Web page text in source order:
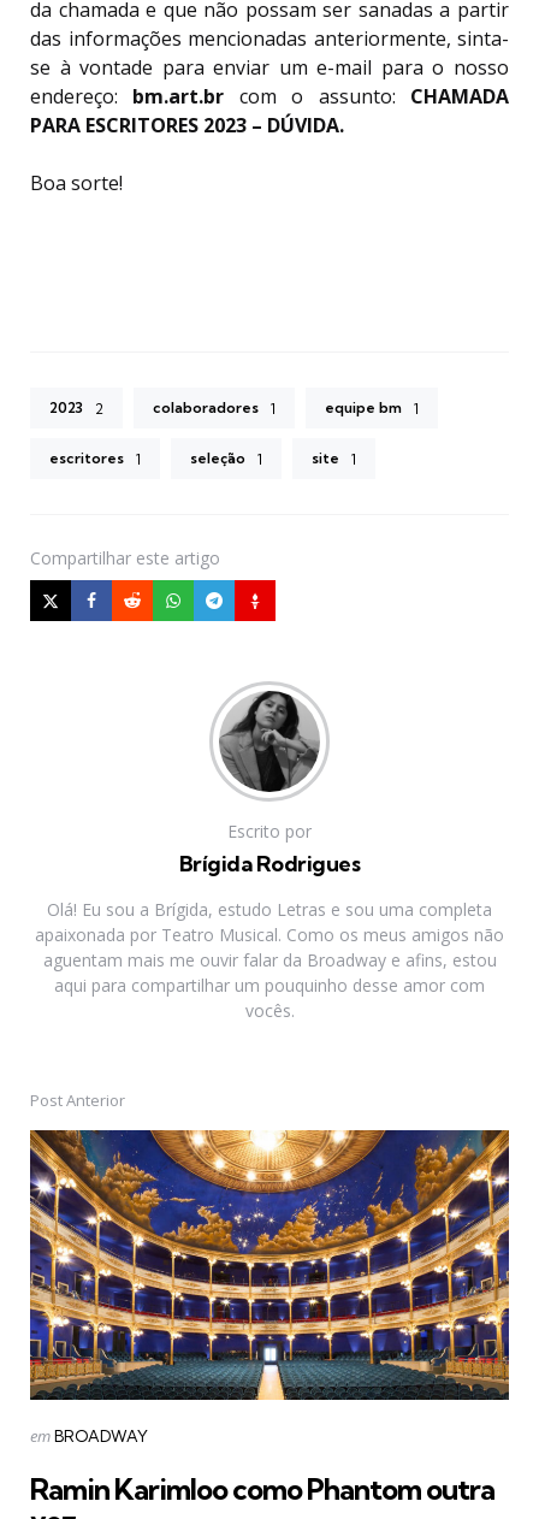
da chamada e que não possam ser sanadas a partir
das informações mencionadas anteriormente, sinta-
se à vontade para enviar um e-mail para o nosso
endereço: bm.art.br com o assunto: CHAMADA
PARA ESCRITORES 2023 – DÚVIDA.
Boa sorte!
2023 2 colaboradores 1 equipe bm 1
escritores 1 seleção 1 site 1
Compartilhar este artigo
Escrito por
Brígida Rodrigues
Olá! Eu sou a Brígida, estudo Letras e sou uma completa
apaixonada por Teatro Musical. Como os meus amigos não
aguentam mais me ouvir falar da Broadway e afins, estou
aqui para compartilhar um pouquinho desse amor com
vocês.
Post
navigation
Post Anterior
Postado
emBROADWAY
Ramin Karimloo como Phantom outra